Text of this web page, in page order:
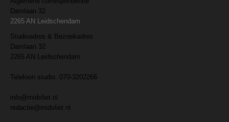
Damlaan 32
2265 AN Leidschendam
Studioadres & Bezoekadres
Damlaan 32
2265 AN Leidschendam
Telefoon studio: 070-3202266
info@midvliet.nl
redactie@midvliet.nl